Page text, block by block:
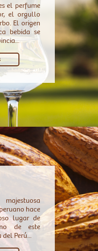
el perfume
el orgullo
El origen
bebida se
hace
lugar de
de este
Perú...